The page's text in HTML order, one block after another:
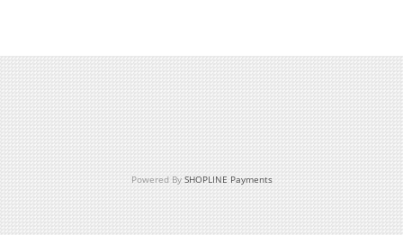
Powered By SHOPLINE Payments